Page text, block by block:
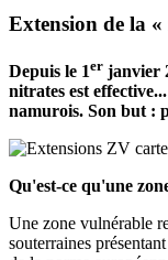
Extension de la
Depuis le 1er janvier
nitrates est
namurois. Son but :
Qu'est-ce qu'une
Une zone vulnérable
souterraines